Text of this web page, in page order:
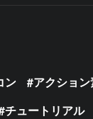
ン
アクショ
チュートリアル